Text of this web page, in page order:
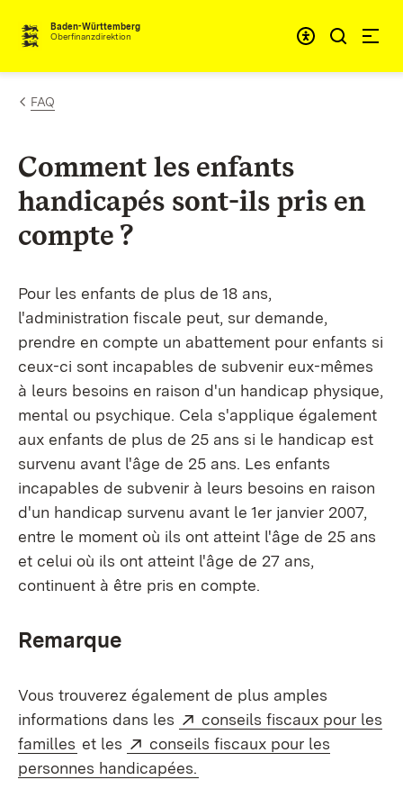
Passer au contenu
Baden-Württemberg
Oberfinanzdirektion
FAQ
Comment les enfants
handicapés sont-ils pris en
compte ?
Pour les enfants de plus de 18 ans,
l'administration fiscale peut, sur demande,
prendre en compte un abattement pour enfants si
ceux-ci sont incapables de subvenir eux-mêmes
à leurs besoins en raison d'un handicap physique,
mental ou psychique. Cela s'applique également
aux enfants de plus de 25 ans si le handicap est
survenu avant l'âge de 25 ans. Les enfants
incapables de subvenir à leurs besoins en raison
d'un handicap survenu avant le 1er janvier 2007,
entre le moment où ils ont atteint l'âge de 25 ans
et celui où ils ont atteint l'âge de 27 ans,
continuent à être pris en compte.
Remarque
Vous trouverez également de plus amples
informations dans les
Externe:
conseils fiscaux pour les
familles (S’ouvre dans un nouvel onglet)
et les Externe:
conseils fiscaux pour les
personnes handicapées.